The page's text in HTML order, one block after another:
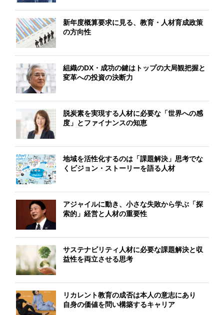
新年度概算要求に見る、教育・人材育成政策
の方向性
組織のDX・成功の鍵はトップの大局観把握と
変革への投資の決断力
脱炭素を実現する人材に必要な「世界への感
度」とファイナンスの知恵
地域を活性化するのは「課題解決」思考でな
くビジョン・ストーリーを語る人材
アジャイルに動き、小さな失敗から学ぶ「探
索的」経営と人材の重要性
サステナビリティ人材に必要な課題解決と収
益性を両立させる思考
リカレント教育の成否は本人の意志にあり
自身の価値を問い構築するキャリア